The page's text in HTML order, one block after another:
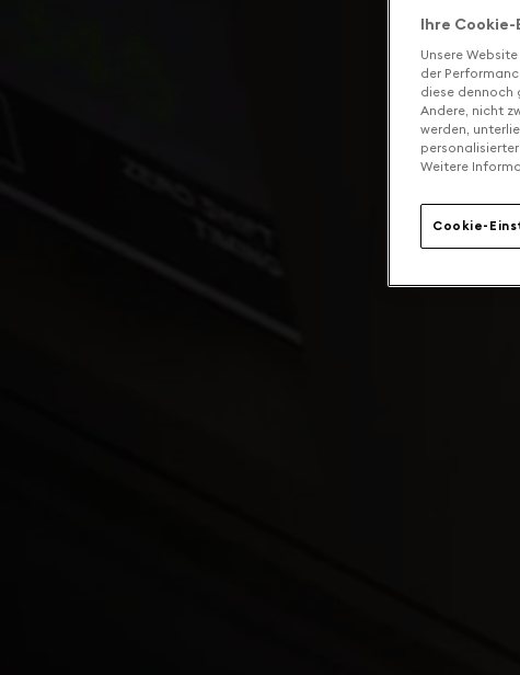
Ihre
Unsere
der
diese dennoch
Andere, nicht
werden,
Weitere
Cookie-